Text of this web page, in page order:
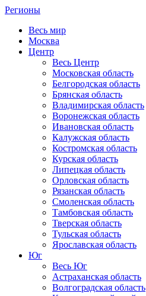
Регионы
Весь мир
Москва
Центр
Весь Центр
Московская область
Белгородская область
Брянская область
Владимирская область
Воронежская область
Ивановская область
Калужская область
Костромская область
Курская область
Липецкая область
Орловская область
Рязанская область
Смоленская область
Тамбовская область
Тверская область
Тульская область
Ярославская область
Юг
Весь Юг
Астраханская область
Волгоградская область